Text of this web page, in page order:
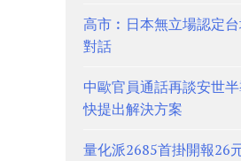
高市︰日本無立場認定
對話
中歐官員通話再談安世
快提出解決方案
量化派2685首掛開報26